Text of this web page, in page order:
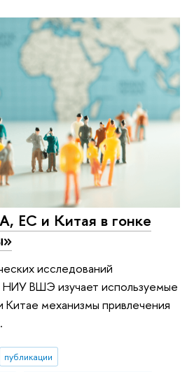
ЕС и Китая в гонке
исследований
НИУ ВШЭ изучает используемые
механизмы привлечения
публикации